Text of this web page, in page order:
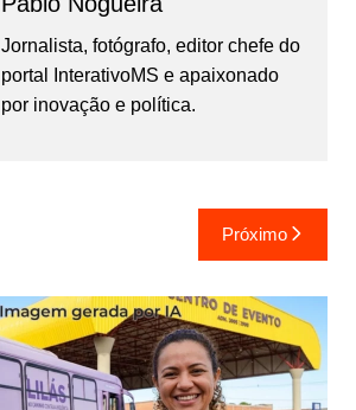
Jornalista, fotógrafo, editor chefe do
portal InterativoMS e apaixonado
por inovação e política.
Próximo